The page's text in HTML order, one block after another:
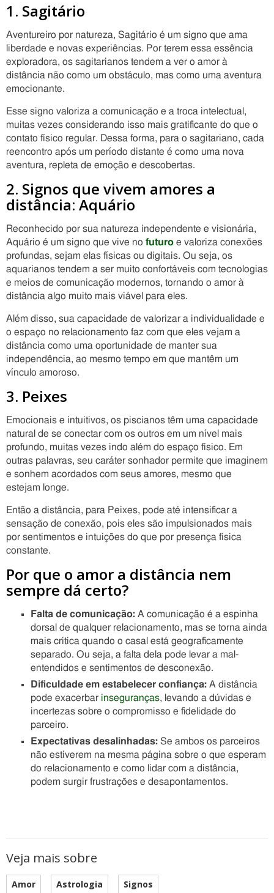
1. Sagitário
Aventureiro por natureza, Sagitário é um signo que ama
liberdade e novas experiências. Por terem essa essência
exploradora, os sagitarianos tendem a ver o amor à
distância não como um obstáculo, mas como uma aventura
emocionante.
Esse signo valoriza a comunicação e a troca intelectual,
muitas vezes considerando isso mais gratificante do que o
contato físico regular. Dessa forma, para o sagitariano, cada
reencontro após um período distante é como uma nova
aventura, repleta de emoção e descobertas.
2. Signos que vivem amores a
distância: Aquário
Reconhecido por sua natureza independente e visionária,
Aquário é um signo que vive no futuro e valoriza conexões
profundas, sejam elas físicas ou digitais. Ou seja, os
aquarianos tendem a ser muito confortáveis com tecnologias
e meios de comunicação modernos, tornando o amor à
distância algo muito mais viável para eles.
Além disso, sua capacidade de valorizar a individualidade e
o espaço no relacionamento faz com que eles vejam a
distância como uma oportunidade de manter sua
independência, ao mesmo tempo em que mantêm um
vínculo amoroso.
3. Peixes
Emocionais e intuitivos, os piscianos têm uma capacidade
natural de se conectar com os outros em um nível mais
profundo, muitas vezes indo além do espaço físico. Em
outras palavras, seu caráter sonhador permite que imaginem
e sonhem acordados com seus amores, mesmo que
estejam longe.
Então a distância, para Peixes, pode até intensificar a
sensação de conexão, pois eles são impulsionados mais
por sentimentos e intuições do que por presença física
constante.
Por que o amor a distância nem
sempre dá certo?
Falta de comunicação: A comunicação é a espinha
dorsal de qualquer relacionamento, mas se torna ainda
mais crítica quando o casal está geograficamente
separado. Ou seja, a falta dela pode levar a mal-
entendidos e sentimentos de desconexão.
Dificuldade em estabelecer confiança: A distância
pode exacerbar inseguranças, levando a dúvidas e
incertezas sobre o compromisso e fidelidade do
parceiro.
Expectativas desalinhadas: Se ambos os parceiros
não estiverem na mesma página sobre o que esperam
do relacionamento e como lidar com a distância,
podem surgir frustrações e desapontamentos.
Veja mais sobre
Amor Astrologia Signos